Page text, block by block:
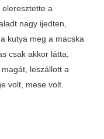
a
nagy ijedten,
kutya meg a macska
csak akkor látta,
leszállott a
volt, mese volt.